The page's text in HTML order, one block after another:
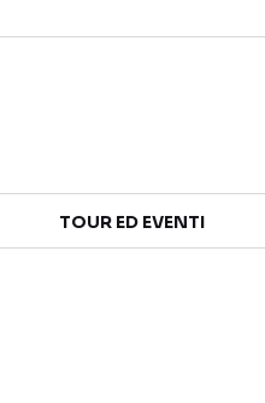
TOUR ED EVENTI